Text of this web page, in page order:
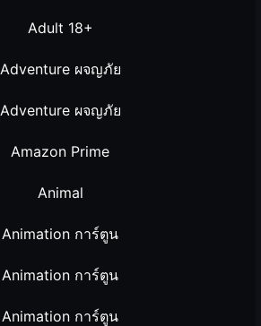
Adult 18+
Adventure ผจญภัย
Adventure ผจญภัย
Amazon Prime
Animal
Animation การ์ตูน
Animation การ์ตูน
Animation การ์ตูน